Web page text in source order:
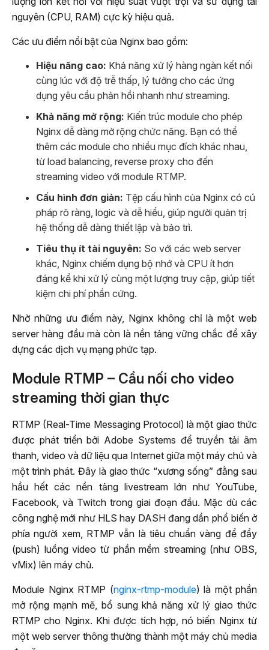
nguyên (CPU, RAM) cực kỳ hiệu quả.
Các ưu điểm nổi bật của Nginx bao gồm:
Hiệu năng cao: Khả năng xử lý hàng ngàn kết nối
cùng lúc với độ trễ thấp, lý tưởng cho các ứng
dụng yêu cầu phản hồi nhanh như streaming.
Khả năng mở rộng: Kiến trúc module cho phép
Nginx dễ dàng mở rộng chức năng. Bạn có thể
thêm các module cho nhiều mục đích khác nhau,
từ load balancing, reverse proxy cho đến
streaming video với module RTMP.
Cấu hình đơn giản: Tệp cấu hình của Nginx có cú
pháp rõ ràng, logic và dễ hiểu, giúp người quản trị
hệ thống dễ dàng thiết lập và bảo trì.
Tiêu thụ ít tài nguyên: So với các web server
khác, Nginx chiếm dụng bộ nhớ và CPU ít hơn
đáng kể khi xử lý cùng một lượng truy cập, giúp tiết
kiệm chi phí phần cứng.
Nhờ những ưu điểm này, Nginx không chỉ là một web
server hàng đầu mà còn là nền tảng vững chắc để xây
dựng các dịch vụ mạng phức tạp.
Module RTMP – Cầu nối cho video
streaming thời gian thực
RTMP (Real-Time Messaging Protocol) là một giao thức
được phát triển bởi Adobe Systems để truyền tải âm
thanh, video và dữ liệu qua Internet giữa một máy chủ và
một trình phát. Đây là giao thức “xương sống” đằng sau
hầu hết các nền tảng livestream lớn như YouTube,
Facebook, và Twitch trong giai đoạn đầu. Mặc dù các
công nghệ mới như HLS hay DASH đang dần phổ biến ở
phía người xem, RTMP vẫn là tiêu chuẩn vàng để đẩy
(push) luồng video từ phần mềm streaming (như OBS,
vMix) lên máy chủ.
Module Nginx RTMP (nginx-rtmp-module) là một phần
mở rộng mạnh mẽ, bổ sung khả năng xử lý giao thức
RTMP cho Nginx. Khi được tích hợp, nó biến Nginx từ
một web server thông thường thành một máy chủ media